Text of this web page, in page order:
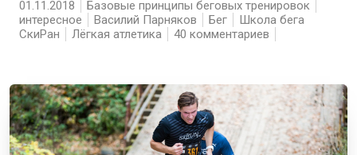
01.11.2018
Базовые принципы беговых тренировок
интересное
Василий Парняков Бег
Школа бега
СкиРан
Лёгкая атлетика 40 комментариев